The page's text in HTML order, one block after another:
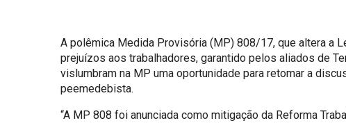
A polêmica Medida Provisória (MP) 808/17, que altera a
prejuízos aos trabalhadores, garantido pelos aliados de
vislumbram na MP uma oportunidade para retomar a
peemedebista.
“A MP 808 foi anunciada como mitigação da Reforma